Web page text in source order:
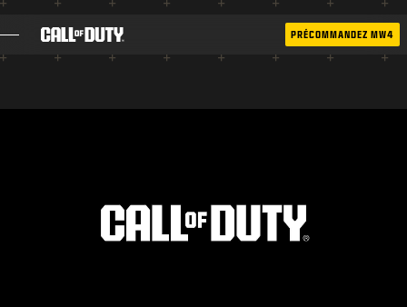
ACTUS
PRÉCOMMANDEZ MW4